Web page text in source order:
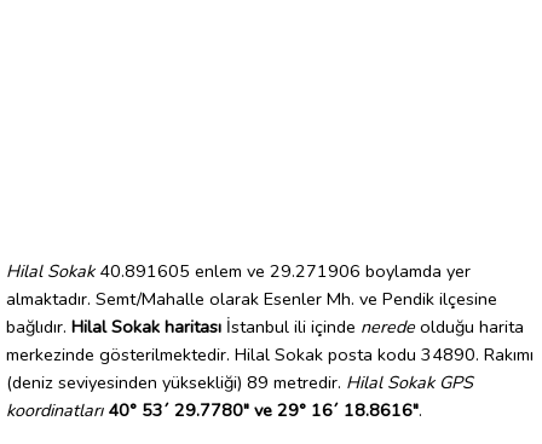
Hilal Sokak40.891605 enlem ve 29.271906 boylamda yer
almaktadır. Semt/Mahalle olarak Esenler Mh. ve Pendik ilçesine
bağlıdır. Hilal Sokak haritası İstanbul ili içinde nerede olduğu harita
merkezinde gösterilmektedir. Hilal Sokak posta kodu 34890. Rakımı
(deniz seviyesinden yüksekliği) 89 metredir. Hilal Sokak GPS
koordinatları 40° 53´ 29.7780" ve 29° 16´ 18.8616".